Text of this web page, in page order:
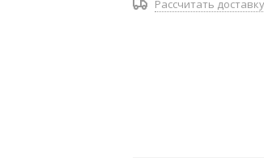
Рассчитать доставку